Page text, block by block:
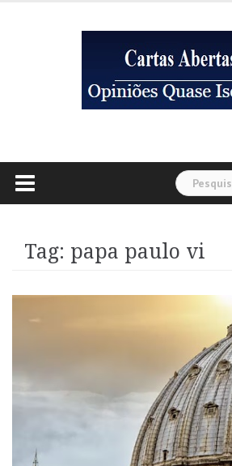
Pesquisar
por:
Tag: papa paulo vi